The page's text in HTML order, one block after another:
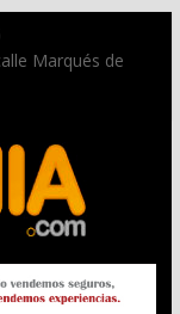
Marqués de
en la N-332
Cruz Roja
Festera
50.000 imágenes